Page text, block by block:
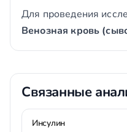
Для проведения
Венозная кровь
Связанные
Инсулин